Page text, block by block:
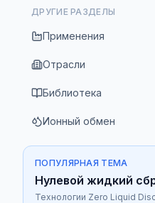
ДРУГИЕ РАЗДЕЛЫ
Применения
Отрасли
Библиотека
Ионный обмен
ПОПУЛЯРНАЯ ТЕМА
Нулевой жидкий
Технологии Zero Liquid